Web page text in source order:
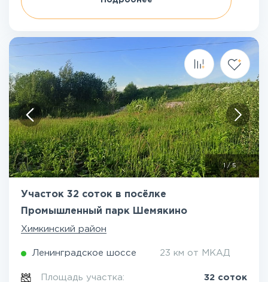
1/5
Участок 32 соток в посёлке
Промышленный парк Шемякино
Химкинский район
Ленинградское шоссе 23 км от МКАД
Площадь участка: 32 соток